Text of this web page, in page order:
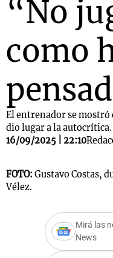
“No
como
El entrenador se
dio lugar a la autocrítica.
16/09/2025 | 22:10
FOTO: Gustavo Costas,
Vélez.
Mirá las
News